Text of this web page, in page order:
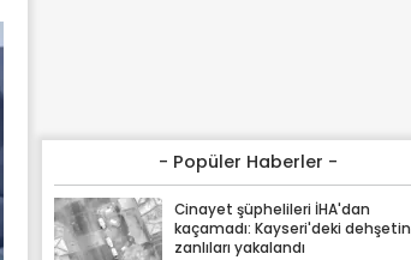
- Popüler Haberler -
Cinayet şüphelileri İHA'dan
kaçamadı: Kayseri'deki dehşetin
zanlıları yakalandı